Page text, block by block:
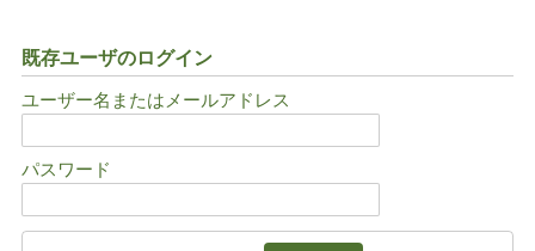
既存ユーザのログイン
ユーザー名またはメールアドレス
パスワード